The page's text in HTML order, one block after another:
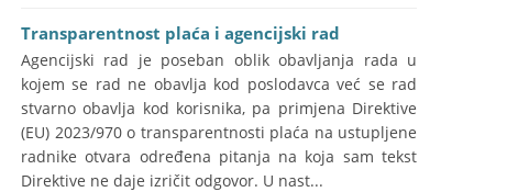
Transparentnost plaća i agencijski rad
Agencijski rad je poseban oblik obavljanja rada u
kojem se rad ne obavlja kod poslodavca već se rad
stvarno obavlja kod korisnika, pa primjena Direktive
(EU) 2023/970 o transparentnosti plaća na ustupljene
radnike otvara određena pitanja na koja sam tekst
Direktive ne daje izričit odgovor. U nast...